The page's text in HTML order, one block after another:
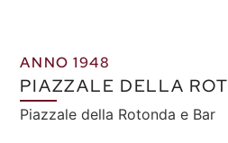
ANNO 1948
PIAZZALE DELLA
Piazzale della Rotonda e Bar